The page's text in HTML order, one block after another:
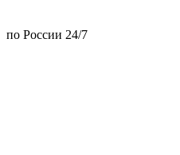
по России 24/7